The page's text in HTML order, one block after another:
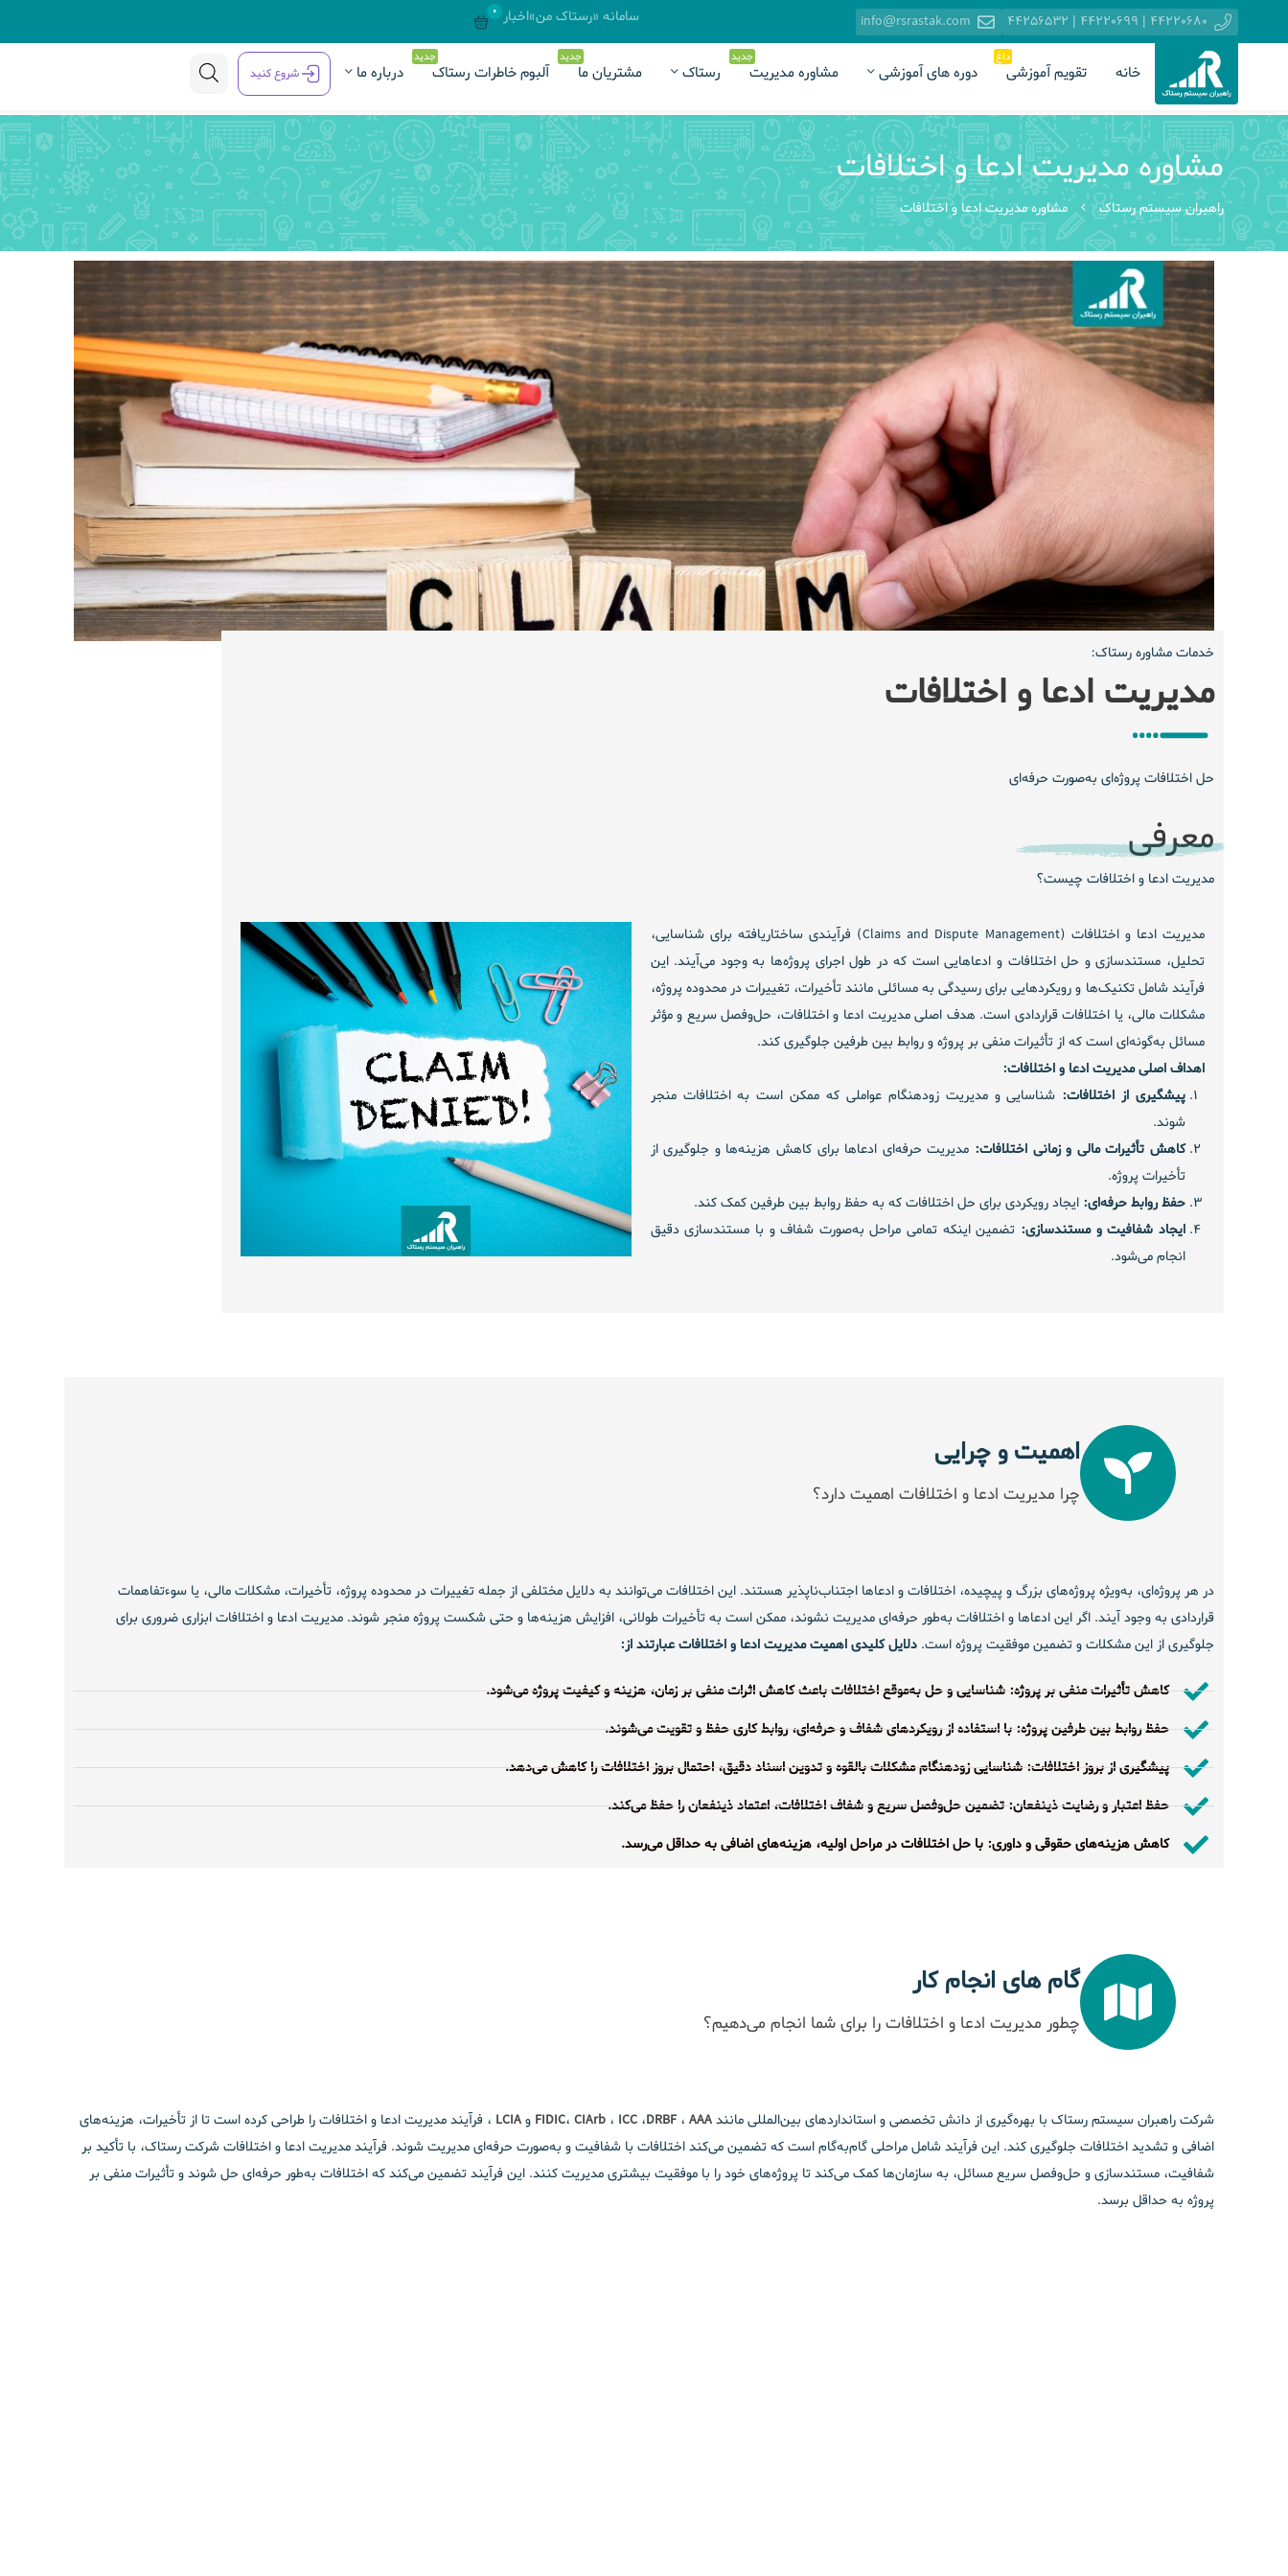
44220680 | 44220699 | 44256532
info@rsrastak.com سامانه «رستاک من»اخبار 0
خانه تقویم آموزشی
داغ
دوره های آموزشی مشاوره مدیریت
جدید
رستاک مشتریان ما
جدید
آلبوم خاطرات رستاک
جدید
درباره ما شروع کنید
مشاوره مدیریت ادعا و اختلافات
راهبران سیستم رستاک مشاوره مدیریت ادعا و اختلافات
خدمات مشاوره رستاک:
مدیریت ادعا و اختلافات
حل اختلافات پروژه‌ای به‌صورت حرفه‌ای
معرفی
مدیریت ادعا و اختلافات چیست؟
مدیریت ادعا و اختلافات (Claims and Dispute Management)
فرآیندی ساختاریافته برای شناسایی،
تحلیل، مستندسازی و حل اختلافات و ادعاهایی است که در طول اجرای پروژه‌ها به وجود می‌آیند. این
فرآیند شامل تکنیک‌ها و رویکردهایی برای رسیدگی به مسائلی مانند تأخیرات، تغییرات در محدوده پروژه،
مشکلات مالی، یا اختلافات قراردادی است. هدف اصلی مدیریت ادعا و اختلافات، حل‌وفصل سریع و مؤثر
مسائل به‌گونه‌ای است که از تأثیرات منفی بر پروژه و روابط بین طرفین جلوگیری کند.
اهداف اصلی مدیریت ادعا و اختلافات:
پیشگیری از اختلافات: شناسایی و مدیریت زودهنگام عواملی که ممکن است به اختلافات منجر
شوند.
کاهش تأثیرات مالی و زمانی اختلافات: مدیریت حرفه‌ای ادعاها برای کاهش هزینه‌ها و جلوگیری از
تأخیرات پروژه.
حفظ روابط حرفه‌ای: ایجاد رویکردی برای حل اختلافات که به حفظ روابط بین طرفین کمک کند.
ایجاد شفافیت و مستندسازی: تضمین اینکه تمامی مراحل به‌صورت شفاف و با مستندسازی دقیق
انجام می‌شود.
اهمیت و چرایی
چرا مدیریت ادعا و اختلافات اهمیت دارد؟
در هر پروژه‌ای، به‌ویژه پروژه‌های بزرگ و پیچیده، اختلافات و ادعاها اجتناب‌ناپذیر هستند. این اختلافات می‌توانند به دلایل مختلفی از جمله تغییرات در محدوده پروژه، تأخیرات، مشکلات مالی، یا سوءتفاهمات
قراردادی به وجود آیند. اگر این ادعاها و اختلافات به‌طور حرفه‌ای مدیریت نشوند، ممکن است به تأخیرات طولانی، افزایش هزینه‌ها و حتی شکست پروژه منجر شوند. مدیریت ادعا و اختلافاتابزاری ضروری برای
جلوگیری از این مشکلات و تضمین موفقیت پروژه است. دلایل کلیدی اهمیت مدیریت ادعا و اختلافات عبارتند از:
کاهش تأثیرات منفی بر پروژه: شناسایی و حل به‌موقع اختلافات باعث کاهش اثرات منفی بر زمان، هزینه و کیفیت پروژه می‌شود.
حفظ روابط بین طرفین پروژه: با استفاده از رویکردهای شفاف و حرفه‌ای، روابط کاری حفظ و تقویت می‌شوند.
پیشگیری از بروز اختلافات: شناسایی زودهنگام مشکلات بالقوه و تدوین اسناد دقیق، احتمال بروز اختلافات را کاهش می‌دهد.
حفظ اعتبار و رضایت ذینفعان: تضمین حل‌وفصل سریع و شفاف اختلافات، اعتماد ذینفعان را حفظ می‌کند.
کاهش هزینه‌های حقوقی و داوری: با حل اختلافات در مراحل اولیه، هزینه‌های اضافی به حداقل می‌رسد.
گام های انجام کار
چطور مدیریت ادعا و اختلافات را برای شما انجام می‌دهیم؟
شرکت راهبران سیستم رستاک با بهره‌گیری از دانش تخصصی و استانداردهای بین‌المللی مانند FIDIC، CIArb ، ICC ،DRBF ، AAA وLCIA ، فرآیند مدیریت ادعا و اختلافات را طراحی کرده است تا از تأخیرات، هزینه‌های
اضافی و تشدید اختلافات جلوگیری کند. این فرآیند شامل مراحلی گام‌به‌گام است که تضمین می‌کند اختلافات با شفافیت و به‌صورت حرفه‌ای مدیریت شوند. فرآیند مدیریت ادعا و اختلافات شرکت رستاک، با تأکید بر
شفافیت، مستندسازی و حل‌وفصل سریع مسائل، به سازمان‌ها کمک می‌کند تا پروژه‌های خود را با موفقیت بیشتری مدیریت کنند. این فرآیند تضمین می‌کند که اختلافات به‌طور حرفه‌ای حل شوند و تأثیرات منفی بر
پروژه به حداقل برسد.